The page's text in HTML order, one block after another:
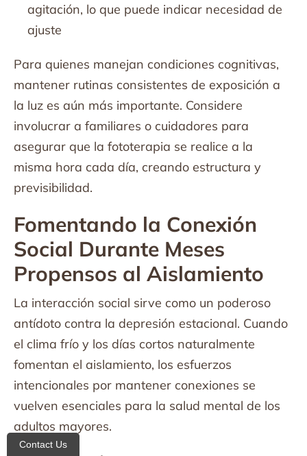
agitación, lo que puede indicar necesidad de
ajuste
Para quienes manejan condiciones cognitivas,
mantener rutinas consistentes de exposición a
la luz es aún más importante. Considere
involucrar a familiares o cuidadores para
asegurar que la fototerapia se realice a la
misma hora cada día, creando estructura y
previsibilidad.
Fomentando la Conexión
Social Durante Meses
Propensos al Aislamiento
La interacción social sirve como un poderoso
antídoto contra la depresión estacional. Cuando
el clima frío y los días cortos naturalmente
fomentan el aislamiento, los esfuerzos
intencionales por mantener conexiones se
vuelven esenciales para la salud mental de los
adultos mayores.
Contact Us